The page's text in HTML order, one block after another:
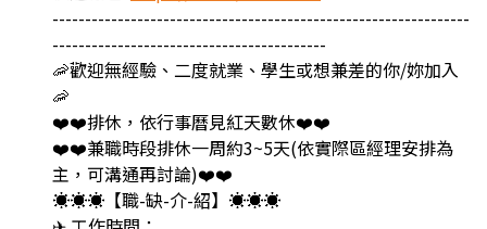
----------------------------------------------------------------
------------------------------------------
🦐歡迎無經驗、二度就業、學生或想兼差的你/妳加入
🦐
❤️❤️排休，依行事曆見紅天數休❤️❤️
❤️❤️兼職時段排休一周約3~5天(依實際區經理安排為
主，可溝通再討論)❤️❤️
☀️☀️☀️【職-缺-介-紹】☀️☀️☀️